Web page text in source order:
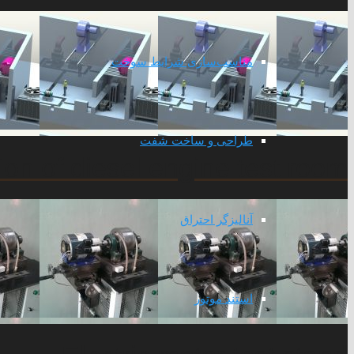
مناسب‌سازی شرایط سوخت
طراحی و ساخت شفت
آنالیزگر احتراق
استند موتور